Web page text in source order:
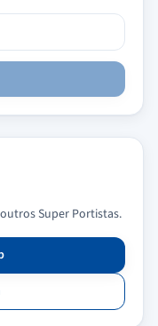
Super Portistas.